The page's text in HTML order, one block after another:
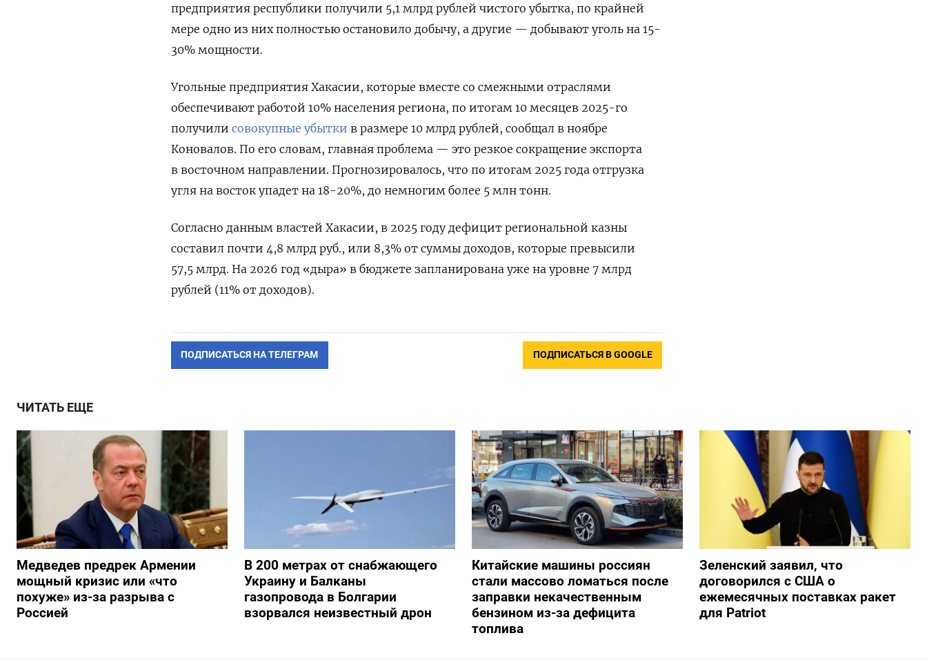
предприятия республики получили 5,1 млрд рублей чистого убытка, по крайней
мере одно из них полностью остановило добычу, а другие — добывают уголь на 15-
30% мощности.
Угольные предприятия Хакасии, которые вместе со смежными отраслями
обеспечивают работой 10% населения региона, по итогам 10 месяцев 2025-го
получили совокупные убытки в размере 10 млрд рублей, сообщал в ноябре
Коновалов. По его словам, главная проблема — это резкое сокращение экспорта
в восточном направлении. Прогнозировалось, что по итогам 2025 года отгрузка
угля на восток упадет на 18-20%, до немногим более 5 млн тонн.
Согласно данным властей Хакасии, в 2025 году дефицит региональной казны
составил почти 4,8 млрд руб., или 8,3% от суммы доходов, которые превысили
57,5 млрд. На 2026 год «дыра» в бюджете запланирована уже на уровне 7 млрд
рублей (11% от доходов).
ПОДПИСАТЬСЯ НА ТЕЛЕГРАМ ПОДПИСАТЬСЯ В GOOGLE
ЧИТАТЬ ЕЩЕ
Медведев предрек Армении
мощный кризис или «что
похуже» из-за разрыва с
Россией
В 200 метрах от снабжающего
Украину и Балканы
газопровода в Болгарии
взорвался неизвестный дрон
Китайские машины россиян
стали массово ломаться после
заправки некачественным
бензином из-за дефицита
топлива
Зеленский заявил, что
договорился с США о
ежемесячных поставках ракет
для Patriot